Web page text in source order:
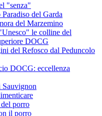
"senza"
del Garda
del Marzemino
le colline del
DOCG
del Refosco dal Peduncolo
DOCG: eccellenza
porro
il porro